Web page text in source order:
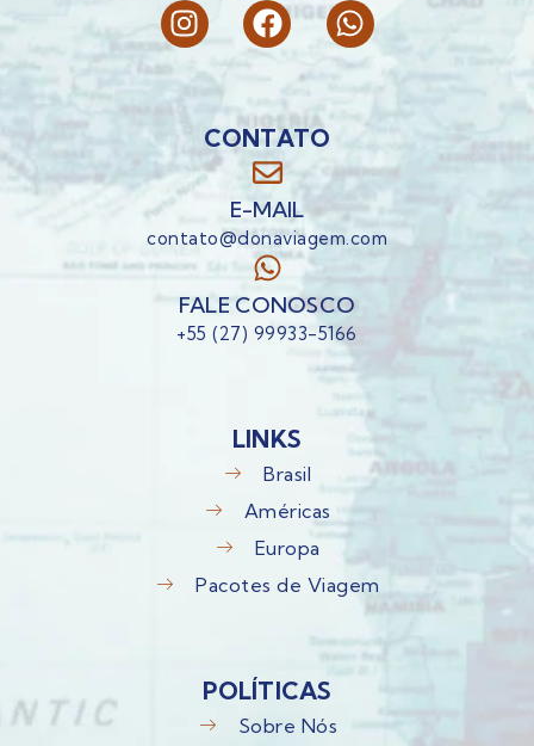
CONTATO
E-MAIL
contato@donaviagem.com
FALE CONOSCO
+55 (27) 99933-5166
LINKS
Brasil
Américas
Europa
Pacotes de Viagem
POLÍTICAS
Sobre Nós